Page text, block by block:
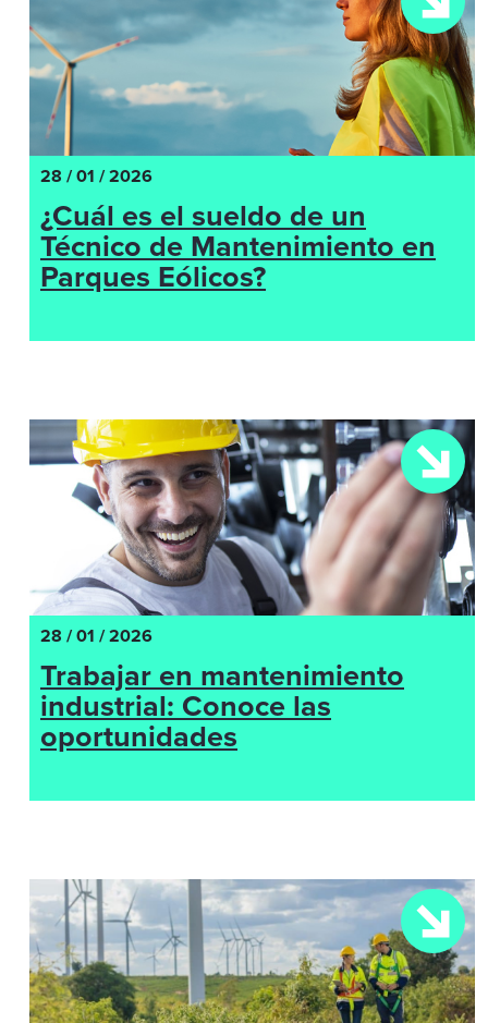
28 / 01 / 2026
¿Cuál es el sueldo de un
Técnico de Mantenimiento en
Parques Eólicos?
28 / 01 / 2026
Trabajar en mantenimiento
industrial: Conoce las
oportunidades